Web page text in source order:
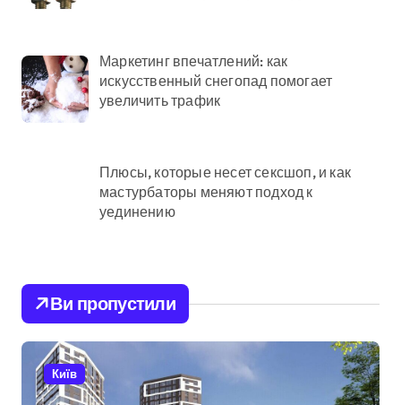
Маркетинг впечатлений: как
искусственный снегопад помогает
увеличить трафик
Плюсы, которые несет сексшоп, и как
мастурбаторы меняют подход к
уединению
Ви пропустили
Київ